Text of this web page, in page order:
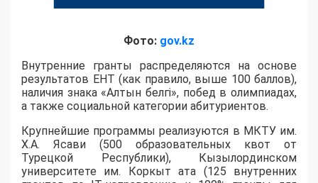
Фото: gov.kz
Внутренние гранты распределяются на основе
результатов ЕНТ (как правило, выше 100 баллов),
наличия знака «Алтын белгі», побед в олимпиадах,
а также социальной категории абитуриентов.
​Крупнейшие программы реализуются в МКТУ им.
Х.А. Ясави (500 образовательных квот от
Турецкой Республики), Кызылординском
университете им. Коркыт ата (125 внутренних